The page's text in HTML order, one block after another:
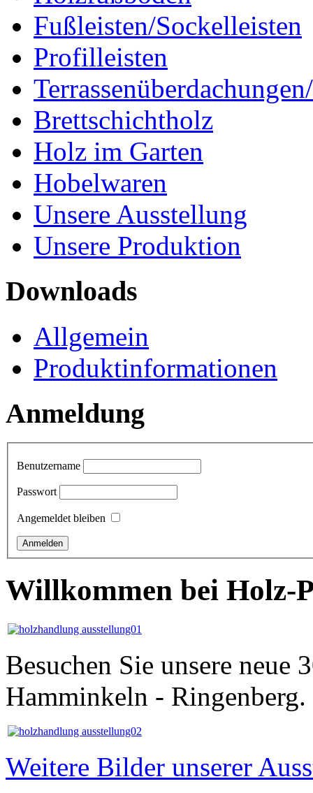
Fußleisten/Sockelleisten
Profilleisten
Brettschichtholz
Holz im Garten
Hobelwaren
Unsere Ausstellung
Unsere Produktion
Downloads
Allgemein
Produktinformationen
Anmeldung
Benutzername
Passwort
Angemeldet bleiben
Willkommen bei Holz-
Besuchen Sie unsere neue
Hamminkeln - Ringenberg.
Weitere Bilder unserer